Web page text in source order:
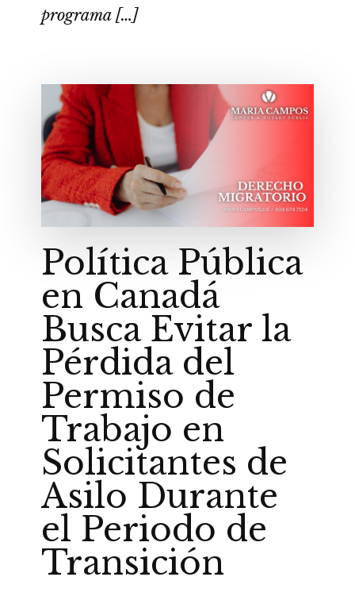
programa […]
Política Pública
en Canadá
Busca Evitar la
Pérdida del
Permiso de
Trabajo en
Solicitantes de
Asilo Durante
el Periodo de
Transición